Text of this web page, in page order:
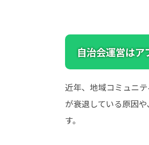
自治会運営はア
近年、地域コミュニ
が衰退している原因
す。